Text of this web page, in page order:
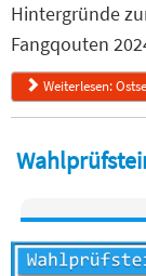
Hintergründe
Fangqouten
Weiterlesen: